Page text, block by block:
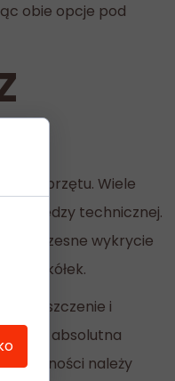
obie opcje pod
sprzętu. Wiele
wiedzy technicznej.
wczesne wykrycie
kółek.
czyszczenie i
to absolutna
czynności należy